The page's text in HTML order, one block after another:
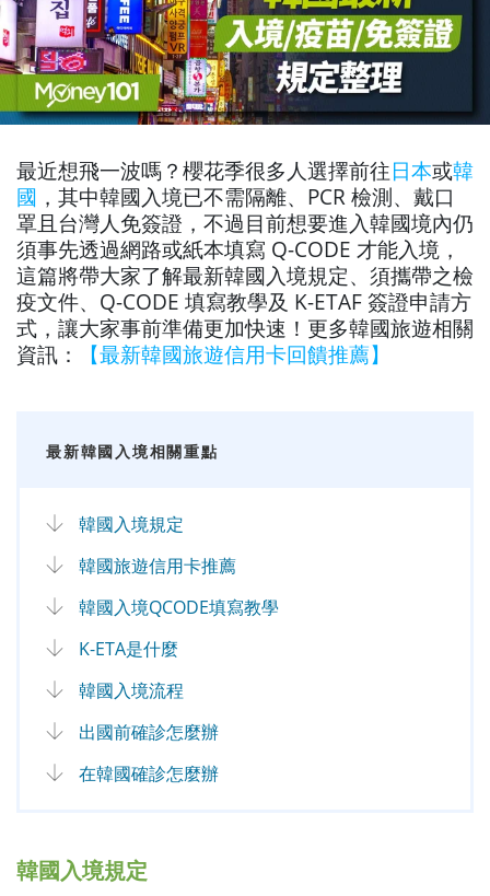
最近想飛一波嗎？櫻花季很多人選擇前往日本或韓
國 ，其中韓國入境已不需隔離、PCR 檢測、戴口
罩且台灣人免簽證，不過目前想要進入韓國境內仍
須事先透過網路或紙本填寫 Q-CODE 才能入境，
這篇將帶大家了解最新韓國入境規定、須攜帶之檢
疫文件、Q-CODE 填寫教學及 K-ETAF 簽證申請方
式，讓大家事前準備更加快速！更多韓國旅遊相關
資訊：
【最新韓國旅遊信用卡回饋推薦】
最新韓國入境相關重點
韓國入境規定
韓國旅遊信用卡推薦
韓國入境QCODE填寫教學
K-ETA是什麼
韓國入境流程
出國前確診怎麼辦
在韓國確診怎麼辦
韓國入境規定